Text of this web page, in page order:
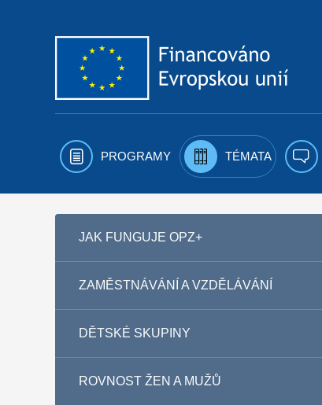
PROGRAMY TÉMATA
JAK FUNGUJE OPZ+
ZAMĚSTNÁVÁNÍ A VZDĚLÁVÁNÍ
DĚTSKÉ SKUPINY
ROVNOST ŽEN A MUŽŮ